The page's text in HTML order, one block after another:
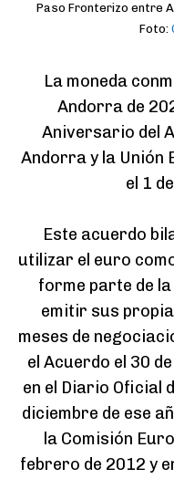
Paso Fronterizo entre
Foto:
La moneda
Andorra de
Aniversario del
Andorra y la Unión
el 1
Este acuerdo
utilizar el euro
forme parte de
emitir sus
meses de
el Acuerdo el 30
en el Diario Oficial
diciembre de ese
la Comisión
febrero de 2012 y